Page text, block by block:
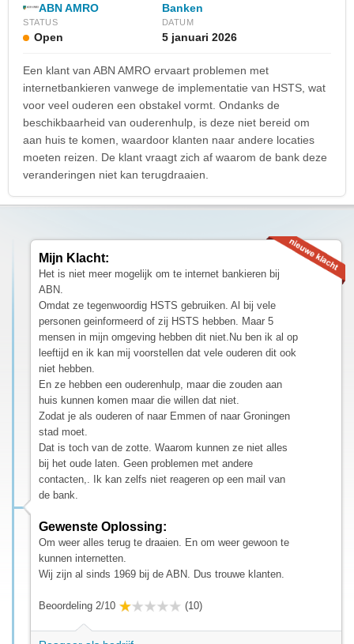
ABN AMRO Banken
STATUS
Open
DATUM
5 januari 2026
Een klant van ABN AMRO ervaart problemen met
internetbankieren vanwege de implementatie van HSTS, wat
voor veel ouderen een obstakel vormt. Ondanks de
beschikbaarheid van ouderenhulp, is deze niet bereid om
aan huis te komen, waardoor klanten naar andere locaties
moeten reizen. De klant vraagt zich af waarom de bank deze
veranderingen niet kan terugdraaien.
Mijn Klacht:
Het is niet meer mogelijk om te internet bankieren bij
ABN.
Omdat ze tegenwoordig HSTS gebruiken. Al bij vele
personen geinformeerd of zij HSTS hebben. Maar 5
mensen in mijn omgeving hebben dit niet.Nu ben ik al op
leeftijd en ik kan mij voorstellen dat vele ouderen dit ook
niet hebben.
En ze hebben een ouderenhulp, maar die zouden aan
huis kunnen komen maar die willen dat niet.
Zodat je als ouderen of naar Emmen of naar Groningen
stad moet.
Dat is toch van de zotte. Waarom kunnen ze niet alles
bij het oude laten. Geen problemen met andere
contacten,. Ik kan zelfs niet reageren op een mail van
de bank.
Gewenste Oplossing:
Om weer alles terug te draaien. En om weer gewoon te
kunnen internetten.
Wij zijn al sinds 1969 bij de ABN. Dus trouwe klanten.
Beoordeling 2/10 (10)